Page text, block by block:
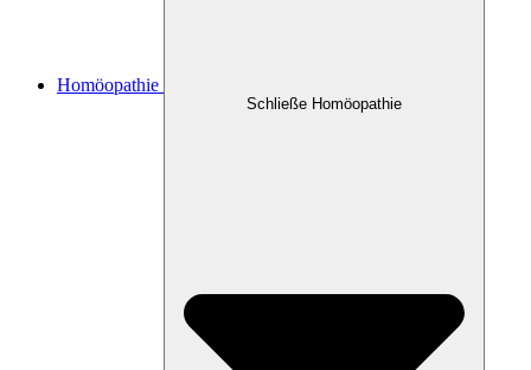
Homöopathie
Schließe Homöopathie